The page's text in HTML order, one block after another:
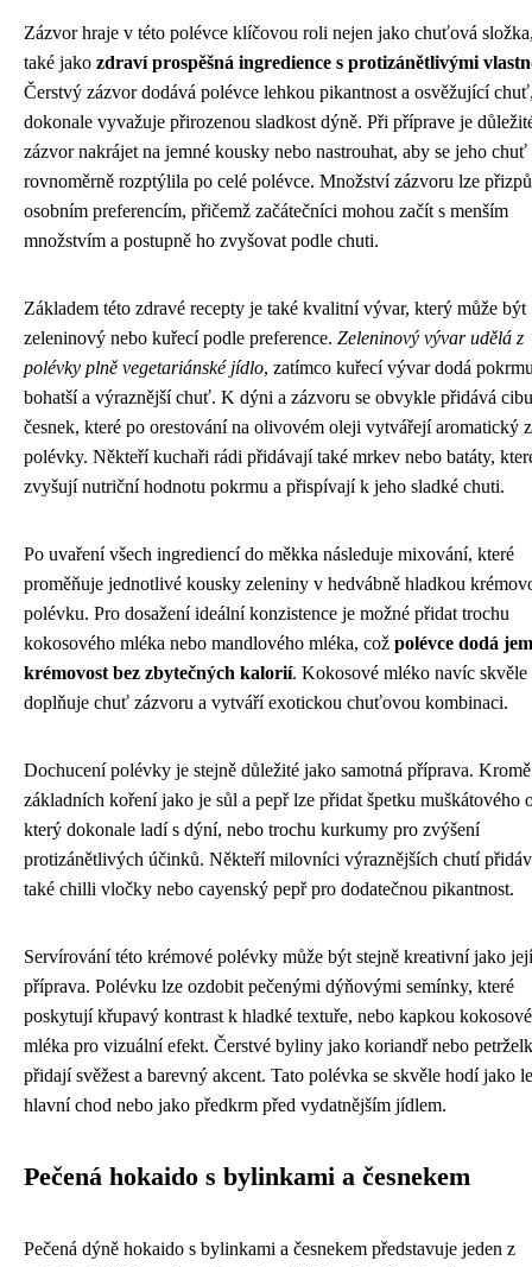
Zázvor hraje v této polévce klíčovou roli nejen jako chuťová
také jako zdraví prospěšná ingredience s protizánětlivými
Čerstvý zázvor dodává polévce lehkou pikantnost a osvěžující
dokonale vyvažuje přirozenou sladkost dýně. Při příprave je
zázvor nakrájet na jemné kousky nebo nastrouhat, aby se jeho chuť
rovnoměrně rozptýlila po celé polévce. Množství zázvoru lze
osobním preferencím, přičemž začátečníci mohou začít s menším
množstvím a postupně ho zvyšovat podle chuti.
Základem této zdravé recepty je také kvalitní vývar, který může být
zeleninový nebo kuřecí podle preference. Zeleninový vývar udělá z
polévky plně vegetariánské jídlo, zatímco kuřecí vývar dodá
bohatší a výraznější chuť. K dýni a zázvoru se obvykle přidává
česnek, které po orestování na olivovém oleji vytvářejí aromatický
polévky. Někteří kuchaři rádi přidávají také mrkev nebo batáty,
zvyšují nutriční hodnotu pokrmu a přispívají k jeho sladké chuti.
Po uvaření všech ingrediencí do měkka následuje mixování, které
proměňuje jednotlivé kousky zeleniny v hedvábně hladkou
polévku. Pro dosažení ideální konzistence je možné přidat trochu
kokosového mléka nebo mandlového mléka, což polévce dodá
krémovost bez zbytečných kalorií. Kokosové mléko navíc skvěle
doplňuje chuť zázvoru a vytváří exotickou chuťovou kombinaci.
Dochucení polévky je stejně důležité jako samotná příprava. Kromě
základních koření jako je sůl a pepř lze přidat špetku muškátového
který dokonale ladí s dýní, nebo trochu kurkumy pro zvýšení
protizánětlivých účinků. Někteří milovníci výraznějších chutí
také chilli vločky nebo cayenský pepř pro dodatečnou pikantnost.
Servírování této krémové polévky může být stejně kreativní jako její
příprava. Polévku lze ozdobit pečenými dýňovými semínky, které
poskytují křupavý kontrast k hladké textuře, nebo kapkou
mléka pro vizuální efekt. Čerstvé byliny jako koriandř nebo
přidají svěžest a barevný akcent. Tato polévka se skvěle hodí jako
hlavní chod nebo jako předkrm před vydatnějším jídlem.
Pečená hokaido s bylinkami a česnekem
Pečená dýně hokaido s bylinkami a česnekem představuje jeden z